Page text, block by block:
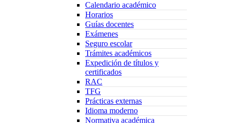
Calendario académico
Horarios
Guías docentes
Exámenes
Seguro escolar
Trámites académicos
Expedición de títulos y
certificados
RAC
TFG
Prácticas externas
Idioma moderno
Normativa académica